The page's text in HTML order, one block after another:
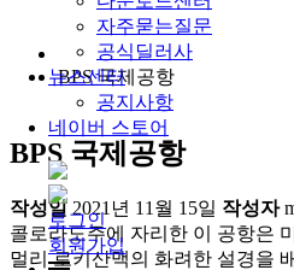
자주묻는질문
공식딜러사
뉴스센터
공지사항
네이버 스토어
로그인
회원가입
BPS 국제공항
BPS 국제공항
작성일 2021년 11월 15일 작성자
콜로라도주에 자리한 이 공항은
멀리 로키산맥의 화려한 설경을